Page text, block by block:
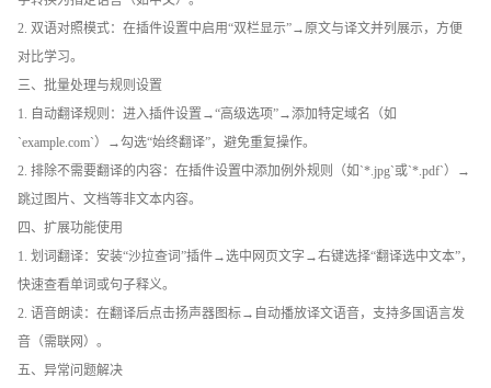
2. 双语对照模式：在插件设置中启用“双栏显示”→原文与译文并列展示，方便
对比学习。
三、批量处理与规则设置
1. 自动翻译规则：进入插件设置→“高级选项”→添加特定域名（如
`example.com`）→勾选“始终翻译”，避免重复操作。
2. 排除不需要翻译的内容：在插件设置中添加例外规则（如`*.jpg`或`*.pdf`）→
跳过图片、文档等非文本内容。
四、扩展功能使用
1. 划词翻译：安装“沙拉查词”插件→选中网页文字→右键选择“翻译选中文本”，
快速查看单词或句子释义。
2. 语音朗读：在翻译后点击扬声器图标→自动播放译文语音，支持多国语言发
音（需联网）。
五、异常问题解决